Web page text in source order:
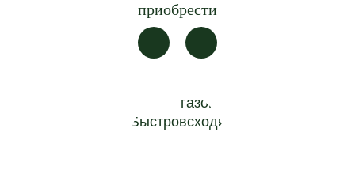
приобрести